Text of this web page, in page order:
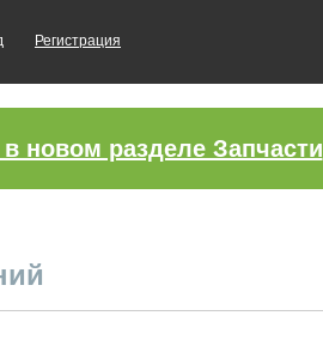
Регистрация
новом разделе Запчасти